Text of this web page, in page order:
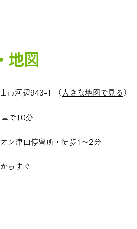
地図
市河辺943-1 （ 大きな地図で見る ）
で10分
ン津山停留所・徒歩1～2分
らすぐ